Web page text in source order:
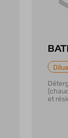
et